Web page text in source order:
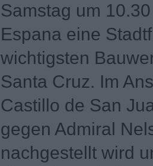
Samstag um
Espana eine
wichtigsten
Santa Cruz. Im
Castillo de San
gegen Admiral
nachgestellt wird